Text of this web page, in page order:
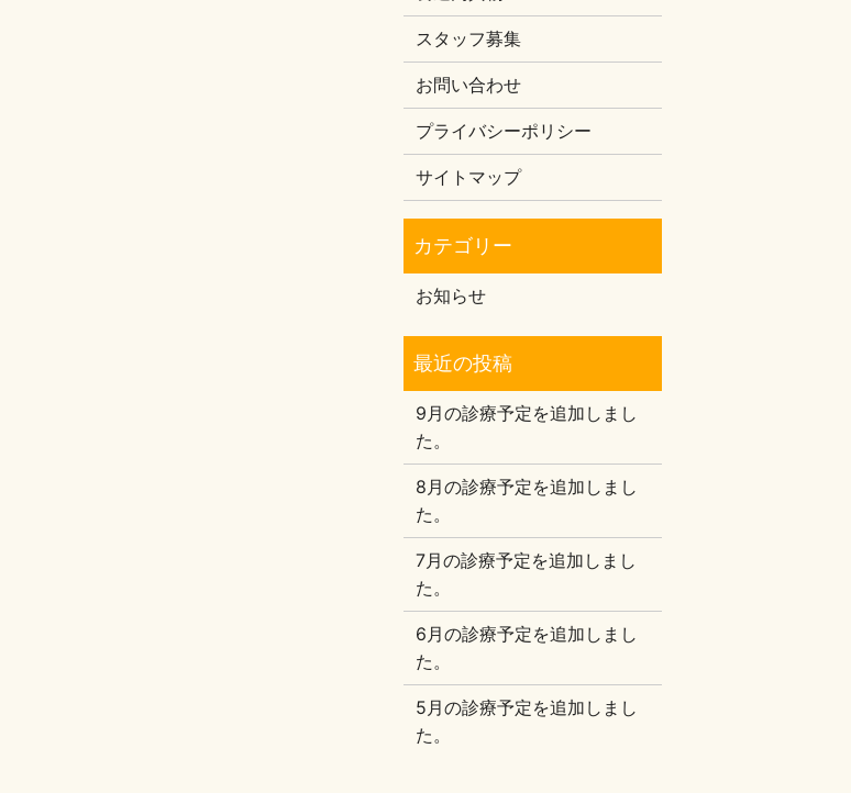
スタッフ募集
お問い合わせ
プライバシーポリシー
サイトマップ
お知らせ
9月の診療予定を追加しまし
た。
8月の診療予定を追加しまし
た。
7月の診療予定を追加しまし
た。
6月の診療予定を追加しまし
た。
5月の診療予定を追加しまし
た。